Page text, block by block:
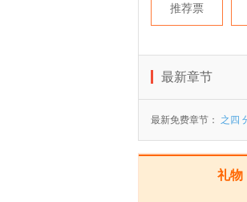
推荐票
最新章节
最新免费章节： 之四
礼物